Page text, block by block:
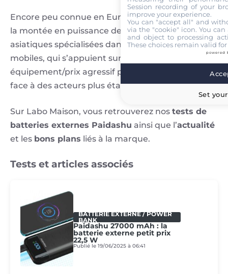
Encore peu connue en Europe, Paidashu illustre
la montée en puissance de nombreuses marques
asiatiques spécialisées dans les accessoires
mobiles, qui s’appuient sur un rapport
équipement/prix agressif pour se faire une place
face à des acteurs plus établis.
Sur Labo Maison, vous retrouverez nos tests de
batteries externes Paidashu ainsi que l’actualité
et les bons plans liés à la marque.
Tests et articles associés
BATTERIE EXTERNE / POWER
BANK
Paidashu 27000 mAh : la
batterie externe petit prix
22,5 W
Publié le 19/06/2025 à 06:41
Session recording of your
improve your experience.
You can "accept all" and
via the "cookie" icon. You
and object to processing
These choices remain valid
powered
Set